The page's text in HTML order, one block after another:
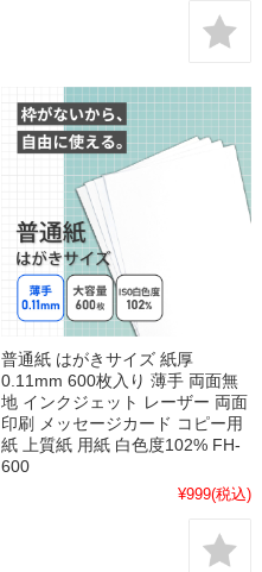
普通紙 はがきサイズ 紙厚
0.11mm 600枚入り 薄手 両面無
地 インクジェット レーザー 両面
印刷 メッセージカード コピー用
紙 上質紙 用紙 白色度102% FH-
600
¥999(税込)